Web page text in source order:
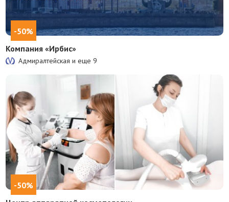
-50%
Компания «Ирбис»
Адмиралтейская и еще 9
-50%